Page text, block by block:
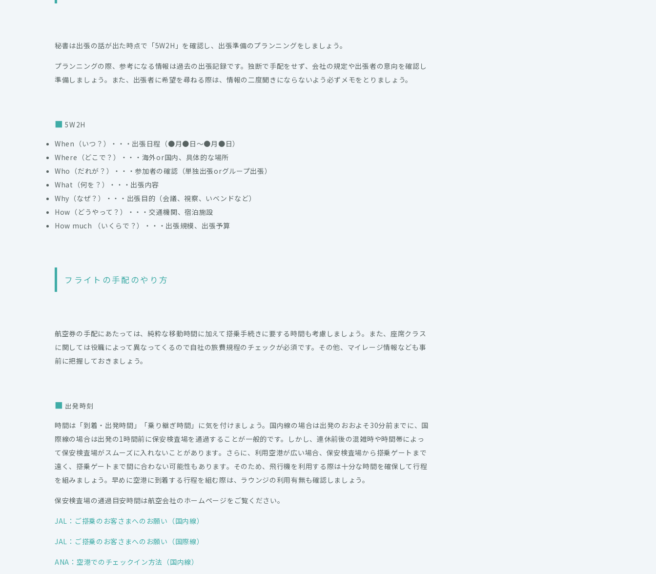
秘書は出張の話が出た時点で「5W2H」を確認し、出張準備のプランニングをしましょう。
プランニングの際、参考になる情報は過去の出張記録です。独断で手配をせず、会社の規定や出張者の意向を確認し
準備しましょう。また、出張者に希望を尋ねる際は、情報の二度聞きにならないよう必ずメモをとりましょう。
5W2H
When（いつ？）・・・出張日程（●月●日～●月●日）
Where（どこで？）・・・海外or国内、具体的な場所
Who（だれが？）・・・参加者の確認（単独出張orグループ出張）
What（何を？）・・・出張内容
Why（なぜ？）・・・出張目的（会議、視察、いベンドなど）
How（どうやって？）・・・交通機関、宿泊施設
How much （いくらで？）・・・出張規模、出張予算
フライトの手配のやり方
航空券の手配にあたっては、純粋な移動時間に加えて搭乗手続きに要する時間も考慮しましょう。また、座席クラス
に関しては役職によって異なってくるので自社の旅費規程のチェックが必須です。その他、マイレージ情報なども事
前に把握しておきましょう。
出発時刻
時間は「到着・出発時間」「乗り継ぎ時間」に気を付けましょう。国内線の場合は出発のおおよそ30分前までに、国
際線の場合は出発の1時間前に保安検査場を通過することが一般的です。しかし、連休前後の混雑時や時間帯によっ
て保安検査場がスムーズに入れないことがあります。さらに、利用空港が広い場合、保安検査場から搭乗ゲートまで
遠く、搭乗ゲートまで間に合わない可能性もあります。そのため、飛行機を利用する際は十分な時間を確保して行程
を組みましょう。早めに空港に到着する行程を組む際は、ラウンジの利用有無も確認しましょう。
保安検査場の通過目安時間は航空会社のホームページをご覧ください。
JAL：ご搭乗のお客さまへのお願い（国内線）
JAL：ご搭乗のお客さまへのお願い（国際線）
ANA：空港でのチェックイン方法（国内線）